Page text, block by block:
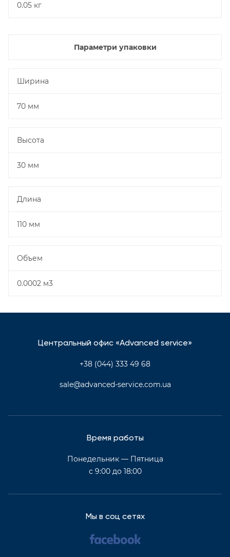
0.05 кг
Параметри упаковки
Ширина
70 мм
Высота
30 мм
Длина
110 мм
Объем
0.0002 м3
Центральный офис «Advanced service»
+38 (044) 333 49 68
sale@advanced-service.com.ua
Время работы
Понедельник — Пятница
с 9:00 до 18:00
Мы в соц сетях